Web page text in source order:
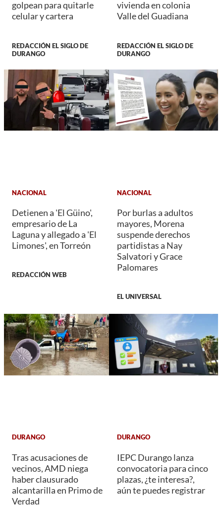
golpean para quitarle
celular y cartera
REDACCIÓN EL SIGLO DE
DURANGO
vivienda en colonia
Valle del Guadiana
REDACCIÓN EL SIGLO DE
DURANGO
NACIONAL
Detienen a 'El Güino',
empresario de La
Laguna y allegado a 'El
Limones', en Torreón
REDACCIÓN WEB
NACIONAL
Por burlas a adultos
mayores, Morena
suspende derechos
partidistas a Nay
Salvatori y Grace
Palomares
EL UNIVERSAL
DURANGO
Tras acusaciones de
vecinos, AMD niega
haber clausurado
alcantarilla en Primo de
Verdad
DURANGO
IEPC Durango lanza
convocatoria para cinco
plazas, ¿te interesa?,
aún te puedes registrar